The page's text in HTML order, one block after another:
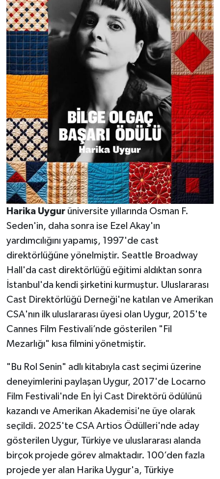
Harika Uygur üniversite yıllarında Osman F.
Seden'in, daha sonra ise Ezel Akay'ın
yardımcılığını yapamış, 1997'de cast
direktörlüğüne yönelmiştir. Seattle Broadway
Hall'da cast direktörlüğü eğitimi aldıktan sonra
İstanbul'da kendi şirketini kurmuştur. Uluslararası
Cast Direktörlüğü Derneği'ne katılan ve Amerikan
CSA'nın ilk uluslararası üyesi olan Uygur, 2015'te
Cannes Film Festivali’nde gösterilen "Fil
Mezarlığı" kısa filmini yönetmiştir.
"Bu Rol Senin" adlı kitabıyla cast seçimi üzerine
deneyimlerini paylaşan Uygur, 2017'de Locarno
Film Festivali'nde En İyi Cast Direktörü ödülünü
kazandı ve Amerikan Akademisi'ne üye olarak
seçildi. 2025'te CSA Artios Ödülleri'nde aday
gösterilen Uygur, Türkiye ve uluslararası alanda
birçok projede görev almaktadır. 100’den fazla
projede yer alan Harika Uygur'a, Türkiye